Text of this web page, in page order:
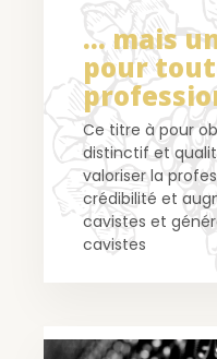
… mais
pour
Ce titre à pour
distinctif et
valoriser la
crédibilité et
cavistes et
cavistes